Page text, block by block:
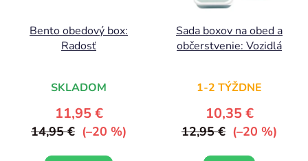
Bento obedový box:
Radosť
SKLADOM
11,95 €
14,95 € (–20 %)
Sada boxov na obed a
občerstvenie: Vozidlá
1-2 TÝŽDNE
10,35 €
12,95 € (–20 %)